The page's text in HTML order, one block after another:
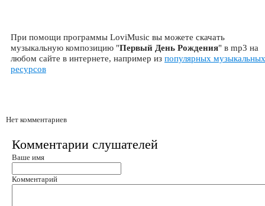
При помощи программы LoviMusic вы можете скачать
музыкальную композицию "Первый День Рождения" в mp3 на
любом сайте в интернете, например из популярных музыкальных
ресурсов
Нет комментариев
Комментарии слушателей
Ваше имя
Комментарий